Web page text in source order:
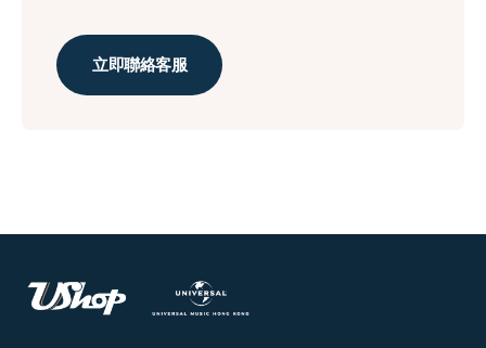
立即聯絡客服